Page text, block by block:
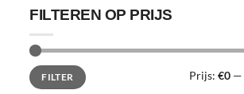
FILTEREN OP PRIJS
Min.
prijs
Max.
prijsFILTER Prijs: €0 —